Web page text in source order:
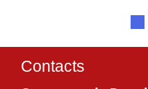
Contacts